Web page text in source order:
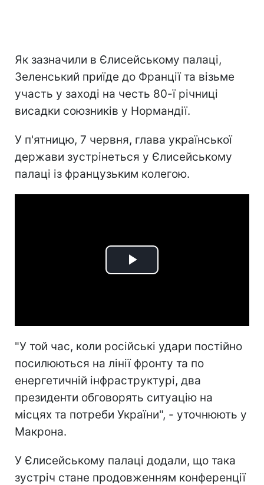
Як зазначили в Єлисейському палаці,
Зеленський приїде до Франції та візьме
участь у заході на честь 80-ї річниці
висадки союзників у Нормандії.
У п'ятницю, 7 червня, глава української
держави зустрінеться у Єлисейському
палаці із французьким колегою.
Play
"У той час, коли російські удари постійно
посилюються на лінії фронту та по
енергетичній інфраструктурі, два
президенти обговорять ситуацію на
місцях та потреби України", - уточнюють у
Макрона.
У Єлисейському палаці додали, що така
зустріч стане продовженням конференції